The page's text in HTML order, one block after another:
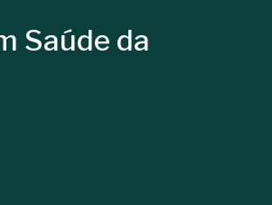
Saúde da